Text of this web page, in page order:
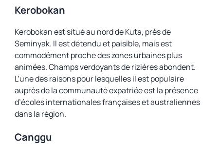
Kerobokan
Kerobokan est situé au nord de Kuta, près de
Seminyak. Il est détendu et paisible, mais est
commodément proche des zones urbaines plus
animées. Champs verdoyants de rizières abondent.
L’une des raisons pour lesquelles il est populaire
auprès de la communauté expatriée est la présence
d’écoles internationales françaises et australiennes
dans la région.
Canggu